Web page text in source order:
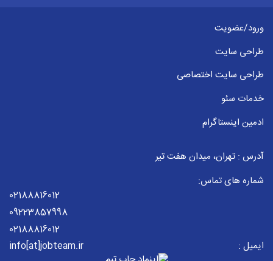
ورود/عضویت
طراحی سایت
طراحی سایت اختصاصی
خدمات سئو
ادمین اینستاگرام
آدرس : تهران، میدان هفت تیر
شماره های تماس:
02188816012
09223857998
02188816012
ایمیل :
info[at]jobteam.ir